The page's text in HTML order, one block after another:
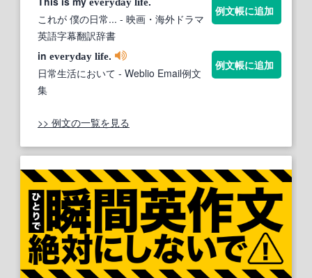
これが 僕の日常... - 映画・海外ドラマ
英語字幕翻訳辞書
例文帳に追加
in everyday life.
日常生活において - Weblio Email例文
集
例文帳に追加
>> 例文の一覧を見る